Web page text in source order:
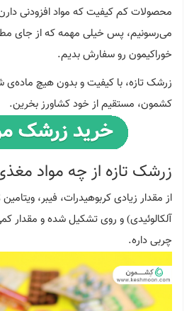
محصولات کم کیفیت که مواد افزودنی
می‌رسونیم، پس خیلی مهمه که از جای
خوراکیمون رو سفارش بدیم.
زرشک تازه، با کیفیت و بدون هیچ ماده‌ی
کشمون، مستقیم از خود کشاورز بخرین.
زرشک تازه از چه مواد
آلکالوئیدی) و روی تشکیل شده و مقدار
چربی داره.